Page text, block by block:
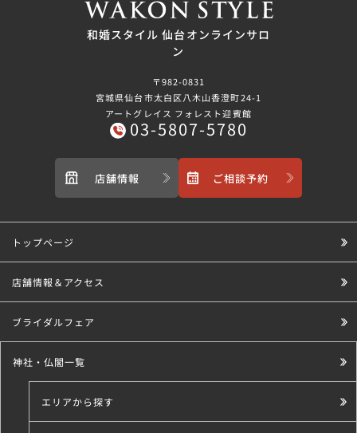
和婚スタイル 仙台オンラインサロ
ン
〒982-0831
宮城県仙台市太白区八木山香澄町24-1
アートグレイス フォレスト迎賓館
03-5807-5780
店舗情報 ご相談予約
トップページ
店舗情報＆アクセス
ブライダルフェア
神社・仏閣一覧
エリアから探す